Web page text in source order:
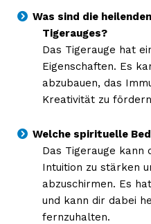
Was sind die
Tigerauges?
Das Tigerauge hat
Eigenschaften. Es
abzubauen, das
Kreativität zu
Welche spirituelle
Das Tigerauge kann
Intuition zu stärken
abzuschirmen. Es
und kann dir dabei
fernzuhalten.